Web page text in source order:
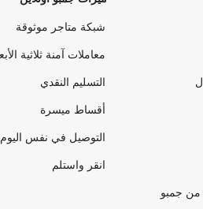
من جمبو
شبكة متاجر موثوقة
معاملات آمنة ثلاثية
التسليم النقدي
أقساط ميسرة
التوصيل في نفس اليوم
انقر واستلم